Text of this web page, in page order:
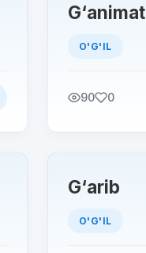
G‘animat
O'G'IL
90 0
G‘arib
O'G'IL